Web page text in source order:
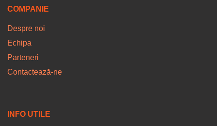
COMPANIE
Despre noi
Echipa
Parteneri
Contactează-ne
INFO UTILE